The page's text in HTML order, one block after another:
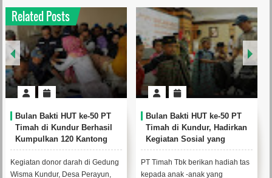
Related Posts
Bulan Bakti HUT ke-50 PT
Timah di Kundur Berhasil
Kumpulkan 120 Kantong
Darah
Kegiatan donor darah di Gedung
Wisma Kundur, Desa Perayun,
Bulan Bakti HUT ke-50 PT
Timah di Kundur, Hadirkan
Kegiatan Sosial yang
Menyentuh Langsung
Warga
PT Timah Tbk berikan hadiah tas
kepada anak -anak yang